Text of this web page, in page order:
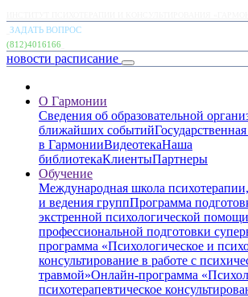
ЗАДАТЬ ВОПРОС
(812)4016166
новости расписание
О Гармонии
Сведения об образовательной
ближайших событий
в ГармонииВидеотекаНаша
библиотекаКлиентыПартнеры
Обучение
Международная школа
и ведения группПрограмма
экстренной психологической помощи
профессиональной подготовки
программа «Психологическое и
консультирование в работе с
травмой»Онлайн-программа
психотерапевтическое